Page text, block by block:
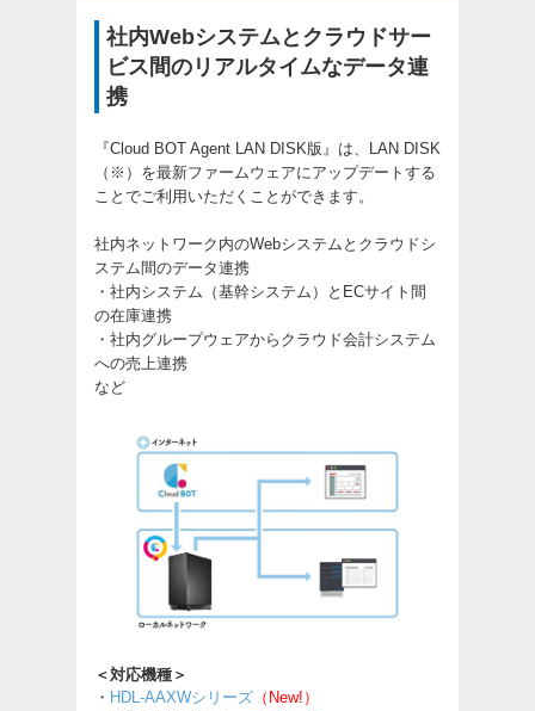
社内Webシステムとクラウドサー
ビス間のリアルタイムなデータ連
携
『Cloud BOT Agent LAN DISK版』は、LAN DISK
（※）を最新ファームウェアにアップデートする
ことでご利用いただくことができます。
社内ネットワーク内のWebシステムとクラウドシ
ステム間のデータ連携
・社内システム（基幹システム）とECサイト間
の在庫連携
・社内グループウェアからクラウド会計システム
への売上連携
など
＜対応機種＞
・ HDL-AAXWシリーズ （New!）